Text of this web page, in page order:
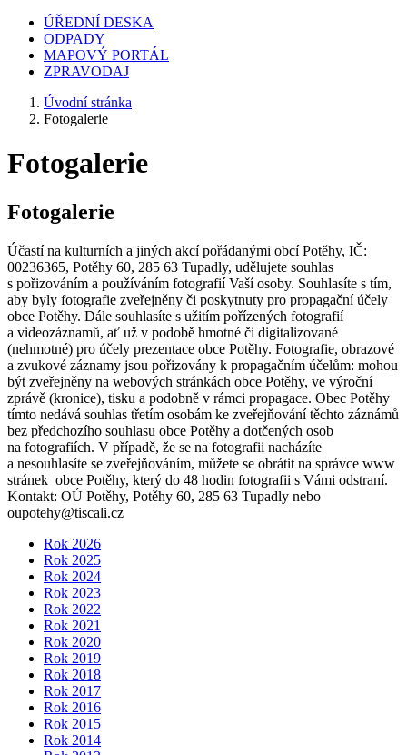
ÚŘEDNÍ DESKA
ODPADY
MAPOVÝ PORTÁL
ZPRAVODAJ
Úvodní stránka
Fotogalerie
Fotogalerie
Fotogalerie
Účastí na kulturních a jiných akcí pořádanými obcí Potěhy, IČ:
00236365, Potěhy 60, 285 63 Tupadly, udělujete souhlas
s pořizováním a používáním fotografií Vaší osoby. Souhlasíte s tím,
aby byly fotografie zveřejněny či poskytnuty pro propagační účely
obce Potěhy. Dále souhlasíte s užitím pořízených fotografií
a videozáznamů, ať už v podobě hmotné či digitalizované
(nehmotné) pro účely prezentace obce Potěhy. Fotografie, obrazové
a zvukové záznamy jsou pořizovány k propagačním účelům: mohou
být zveřejněny na webových stránkách obce Potěhy, ve výroční
zprávě (kronice), tisku a podobně v rámci propagace. Obec Potěhy
tímto nedává souhlas třetím osobám ke zveřejňování těchto záznámů
bez předchozího souhlasu obce Potěhy a dotčených osob
na fotografiích. V případě, že se na fotografii nacházíte
a nesouhlasíte se zveřejňováním, můžete se obrátit na správce www
stránek obce Potěhy, který do 48 hodin fotografii s Vámi odstraní.
Kontakt: OÚ Potěhy, Potěhy 60, 285 63 Tupadly nebo
oupotehy@tiscali.cz
Rok 2026
Rok 2025
Rok 2024
Rok 2023
Rok 2022
Rok 2021
Rok 2020
Rok 2019
Rok 2018
Rok 2017
Rok 2016
Rok 2015
Rok 2014